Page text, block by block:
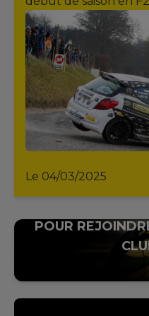
Le 04/03/2025
POUR